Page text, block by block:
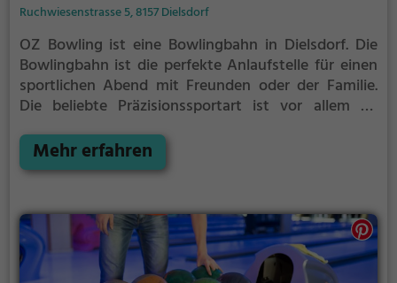
Ruchwiesenstrasse 5, 8157 Dielsdorf
OZ Bowling ist eine Bowlingbahn in Dielsdorf. Die
Bowlingbahn ist die perfekte Anlaufstelle für einen
sportlichen Abend mit Freunden oder der Familie.
Die beliebte Präzisionssportart ist vor allem an
Freizeitbeschäftigung, sportliche Betätigung und
Wettbewerbscharakter inklusive.
Mehr erfahren